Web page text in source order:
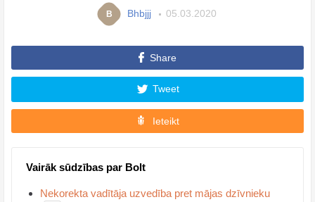
B Bhbjjj 05.03.2020
Share
Tweet
Ieteikt
Vairāk sūdzības par Bolt
Nekorekta vadītāja uzvedība pret mājas dzīvnieku